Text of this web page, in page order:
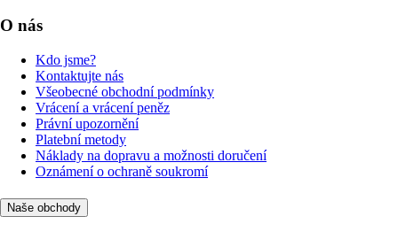
O nás
Kdo jsme?
Kontaktujte nás
Všeobecné obchodní podmínky
Vrácení a vrácení peněz
Právní upozornění
Platební metody
Náklady na dopravu a možnosti doručení
Oznámení o ochraně soukromí
Naše obchody